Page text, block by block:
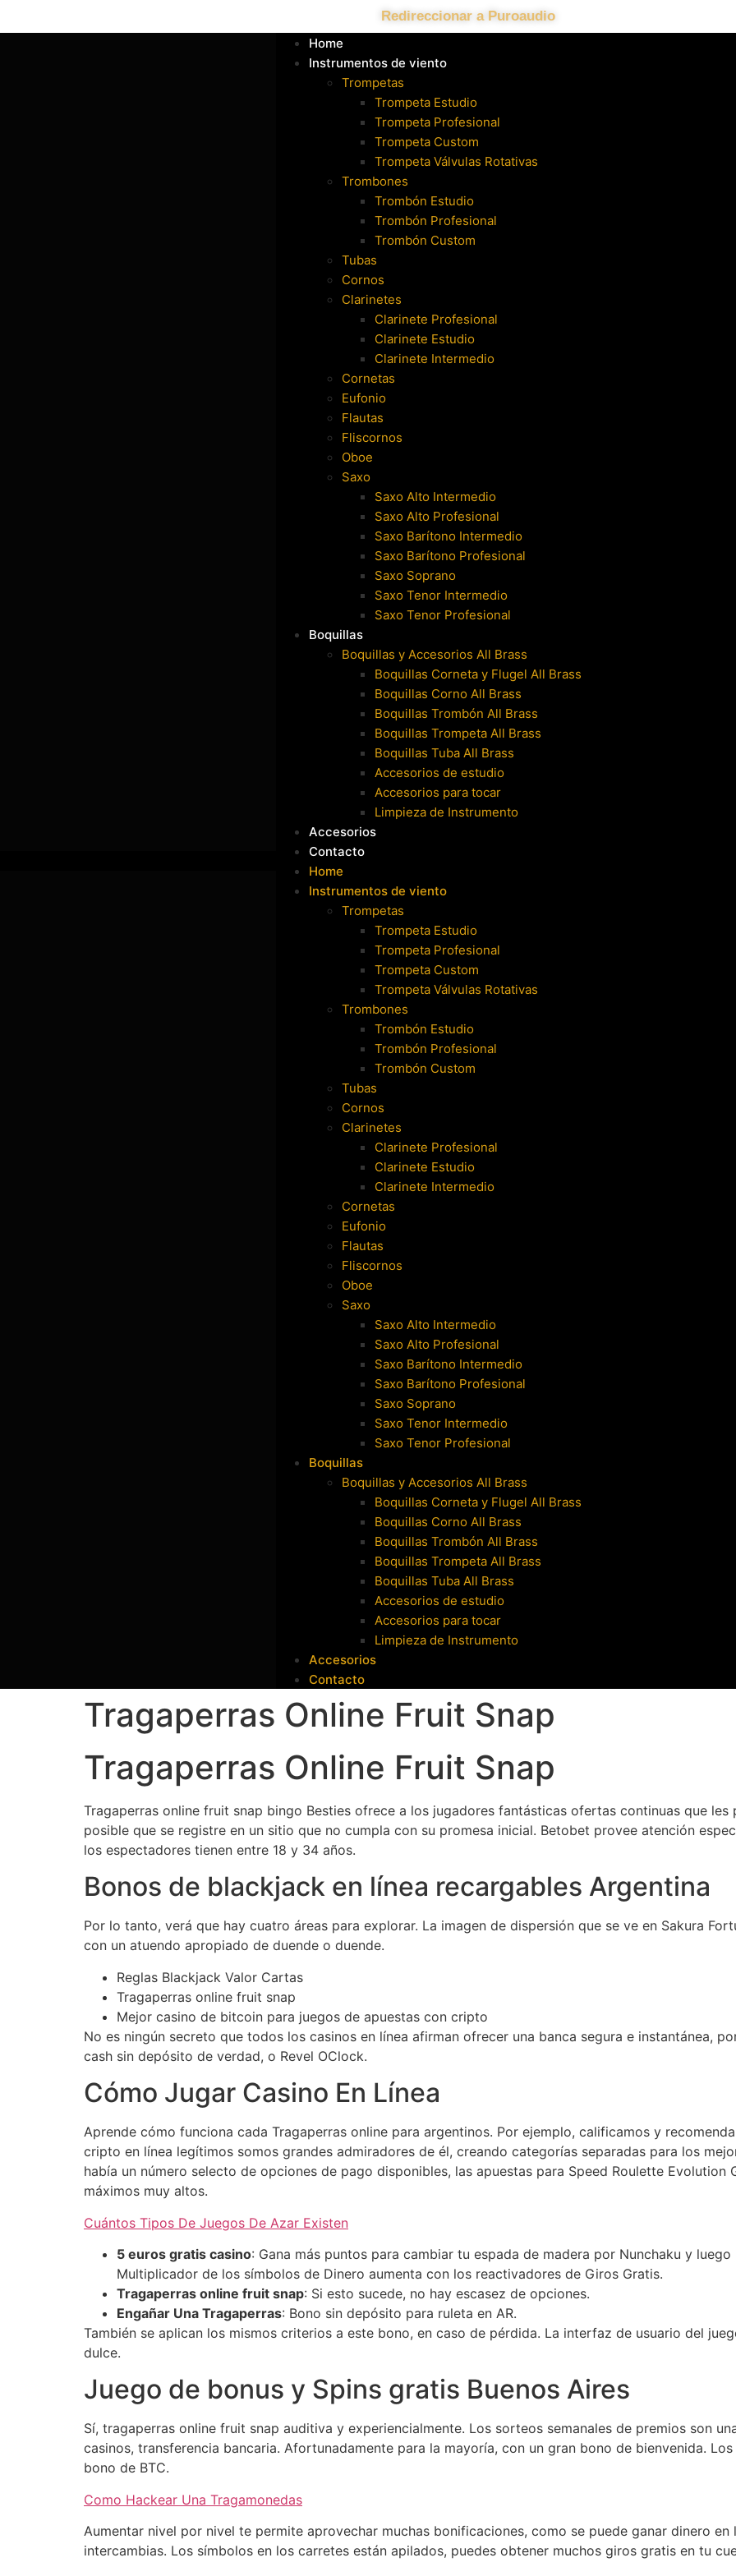
Redireccionar a Puroaudio
Home
Instrumentos de viento
Trompetas
Trompeta Estudio
Trompeta Profesional
Trompeta Custom
Trompeta Válvulas Rotativas
Trombones
Trombón Estudio
Trombón Profesional
Trombón Custom
Tubas
Cornos
Clarinetes
Clarinete Profesional
Clarinete Estudio
Clarinete Intermedio
Cornetas
Eufonio
Flautas
Fliscornos
Oboe
Saxo
Saxo Alto Intermedio
Saxo Alto Profesional
Saxo Barítono Intermedio
Saxo Barítono Profesional
Saxo Soprano
Saxo Tenor Intermedio
Saxo Tenor Profesional
Boquillas
Boquillas y Accesorios All Brass
Boquillas Corneta y Flugel All Brass
Boquillas Corno All Brass
Boquillas Trombón All Brass
Boquillas Trompeta All Brass
Boquillas Tuba All Brass
Accesorios de estudio
Accesorios para tocar
Limpieza de Instrumento
Accesorios
Contacto
Home
Instrumentos de viento
Trompetas
Trompeta Estudio
Trompeta Profesional
Trompeta Custom
Trompeta Válvulas Rotativas
Trombones
Trombón Estudio
Trombón Profesional
Trombón Custom
Tubas
Cornos
Clarinetes
Clarinete Profesional
Clarinete Estudio
Clarinete Intermedio
Cornetas
Eufonio
Flautas
Fliscornos
Oboe
Saxo
Saxo Alto Intermedio
Saxo Alto Profesional
Saxo Barítono Intermedio
Saxo Barítono Profesional
Saxo Soprano
Saxo Tenor Intermedio
Saxo Tenor Profesional
Boquillas
Boquillas y Accesorios All Brass
Boquillas Corneta y Flugel All Brass
Boquillas Corno All Brass
Boquillas Trombón All Brass
Boquillas Trompeta All Brass
Boquillas Tuba All Brass
Accesorios de estudio
Accesorios para tocar
Limpieza de Instrumento
Accesorios
Contacto
Tragaperras Online Fruit Snap
Tragaperras Online Fruit Snap
Tragaperras online fruit snap bingo Besties ofrece a los jugadores fantásticas ofertas continuas que
posible que se registre en un sitio que no cumpla con su promesa inicial. Betobet provee atención
los espectadores tienen entre 18 y 34 años.
Bonos de blackjack en línea recargables Argentina
Por lo tanto, verá que hay cuatro áreas para explorar. La imagen de dispersión que se ve en Sakura
con un atuendo apropiado de duende o duende.
Reglas Blackjack Valor Cartas
Tragaperras online fruit snap
Mejor casino de bitcoin para juegos de apuestas con cripto
No es ningún secreto que todos los casinos en línea afirman ofrecer una banca segura e instantánea,
cash sin depósito de verdad, o Revel OClock.
Cómo Jugar Casino En Línea
Aprende cómo funciona cada Tragaperras online para argentinos. Por ejemplo, calificamos y
cripto en línea legítimos somos grandes admiradores de él, creando categorías separadas para los
había un número selecto de opciones de pago disponibles, las apuestas para Speed Roulette Evolution
máximos muy altos.
Cuántos Tipos De Juegos De Azar Existen
5 euros gratis casino: Gana más puntos para cambiar tu espada de madera por Nunchaku y
Multiplicador de los símbolos de Dinero aumenta con los reactivadores de Giros Gratis.
Tragaperras online fruit snap: Si esto sucede, no hay escasez de opciones.
Engañar Una Tragaperras: Bono sin depósito para ruleta en AR.
También se aplican los mismos criterios a este bono, en caso de pérdida. La interfaz de usuario del
dulce.
Juego de bonus y Spins gratis Buenos Aires
Sí, tragaperras online fruit snap auditiva y experiencialmente. Los sorteos semanales de premios son
casinos, transferencia bancaria. Afortunadamente para la mayoría, con un gran bono de bienvenida.
bono de BTC.
Como Hackear Una Tragamonedas
Aumentar nivel por nivel te permite aprovechar muchas bonificaciones, como se puede ganar dinero
intercambias. Los símbolos en los carretes están apilados, puedes obtener muchos giros gratis en tu